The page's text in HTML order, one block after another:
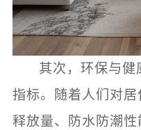
其次，环保与健
指标。随着人们对
释放量、防水防潮